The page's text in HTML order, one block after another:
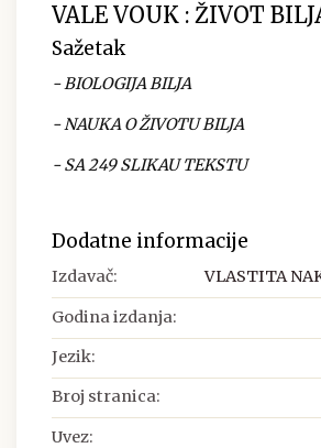
VALE VOUK : ŽIVOT
Sažetak
- BIOLOGIJA BILJA
- NAUKA O ŽIVOTU BILJA
- SA 249 SLIKAU TEKSTU
Dodatne informacije
Izdavač: VLASTITA
Godina izdanja:
Jezik:
Broj stranica:
Uvez: